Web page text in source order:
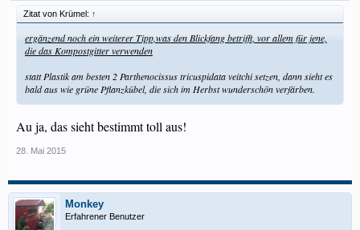
Zitat von Krümel: ↑
ergänzend noch ein weiterer Tipp,was den Blickfang betrifft, vor allem für jene,
die das Kompostgitter verwenden
statt Plastik am besten 2 Parthenocissus tricuspidata veitchi setzen, dann sieht es
bald aus wie grüne Pflanzkübel, die sich im Herbst wunderschön verfärben.
Au ja, das sieht bestimmt toll aus!
28. Mai 2015
Monkey
Erfahrener Benutzer